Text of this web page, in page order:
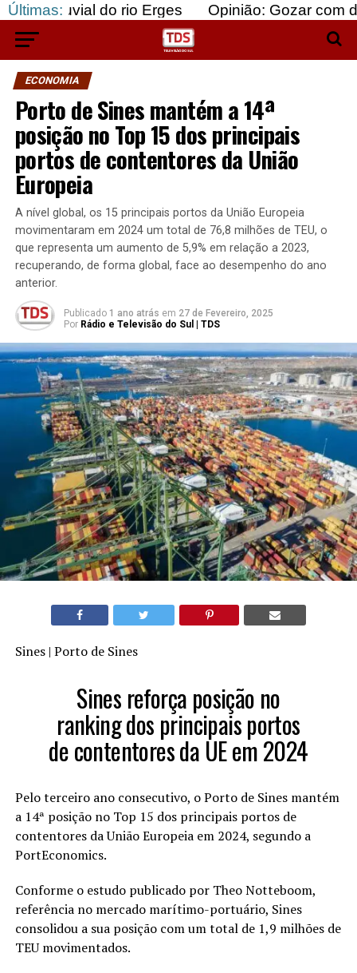
Últimas:
do rio Erges Opinião: Gozar com doentes e
ECONOMIA
Porto de Sines mantém a 14ª
posição no Top 15 dos principais
portos de contentores da União
Europeia
A nível global, os 15 principais portos da União Europeia
movimentaram em 2024 um total de 76,8 milhões de TEU, o
que representa um aumento de 5,9% em relação a 2023,
recuperando, de forma global, face ao desempenho do ano
anterior.
Publicado 1 ano atrás em 27 de Fevereiro, 2025
Por Rádio e Televisão do Sul | TDS
Sines | Porto de Sines
Sines reforça posição no
ranking dos principais portos
de contentores da UE em 2024
Pelo terceiro ano consecutivo, o Porto de Sines mantém
a 14ª posição no Top 15 dos principais portos de
contentores da União Europeia em 2024, segundo a
PortEconomics.
Conforme o estudo publicado por Theo Notteboom,
referência no mercado marítimo-portuário, Sines
consolidou a sua posição com um total de 1,9 milhões de
TEU movimentados.